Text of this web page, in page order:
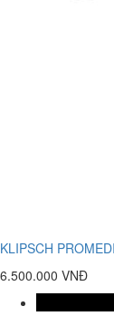
KLIPSCH
6.500.000 VNĐ